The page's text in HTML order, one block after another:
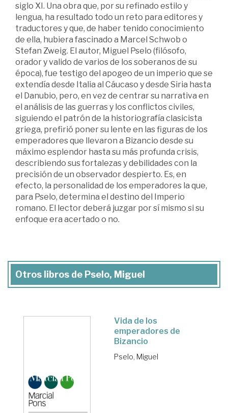
siglo XI. Una obra que, por su refinado estilo y
lengua, ha resultado todo un reto para editores y
traductores y que, de haber tenido conocimiento
de ella, hubiera fascinado a Marcel Schwob o
Stefan Zweig. El autor, Miguel Pselo (filósofo,
orador y valido de varios de los soberanos de su
época), fue testigo del apogeo de un imperio que se
extendía desde Italia al Cáucaso y desde Siria hasta
el Danubio, pero, en vez de centrar su narrativa en
el análisis de las guerras y los conflictos civiles,
siguiendo el patrón de la historiografía clasicista
griega, prefirió poner su lente en las figuras de los
emperadores que llevaron a Bizancio desde su
máximo esplendor hasta su más profunda crisis,
describiendo sus fortalezas y debilidades con la
precisión de un observador despierto. Es, en
efecto, la personalidad de los emperadores la que,
para Pselo, determina el destino del Imperio
romano. El lector deberá juzgar por sí mismo si su
enfoque era acertado o no.
Otros libros de Pselo, Miguel
Vida de los
emperadores de
Bizancio
Pselo, Miguel